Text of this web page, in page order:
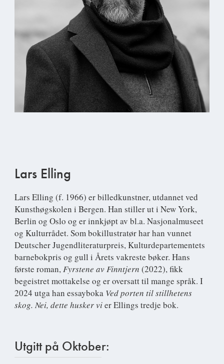
Lars Elling
Lars Elling (f. 1966) er billedkunstner, utdannet ved
Kunsthøgskolen i Bergen. Han stiller ut i New York,
Berlin og Oslo og er innkjøpt av bl.a. Nasjonalmuseet
og Kulturrådet. Som bokillustratør har han vunnet
Deutscher Jugendliteraturpreis, Kulturdepartementets
barnebokpris og gull i Årets vakreste bøker. Hans
første roman,Fyrstene av Finntjern (2022), fikk
begeistret mottakelse og er oversatt til mange språk. I
2024 utga han essayboka Vedporten til stillhetens
skog. Nei, dette husker vier Ellings tredje bok.
Utgitt på Oktober: